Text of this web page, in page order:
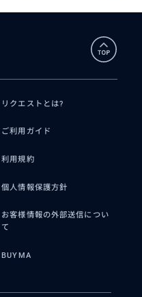
リクエストとは?
ご利用ガイド
利用規約
個人情報保護方針
お客様情報の外部送信につい
て
BUYMA